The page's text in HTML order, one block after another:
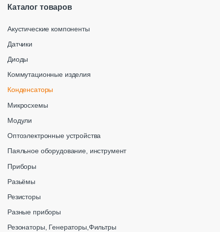
Каталог товаров
Акустические компоненты
Датчики
Диоды
Коммутационные изделия
Конденсаторы
Микросхемы
Модули
Оптоэлектронные устройства
Паяльное оборудование, инструмент
Приборы
Разьёмы
Резисторы
Разные приборы
Резонаторы, Генераторы,Фильтры